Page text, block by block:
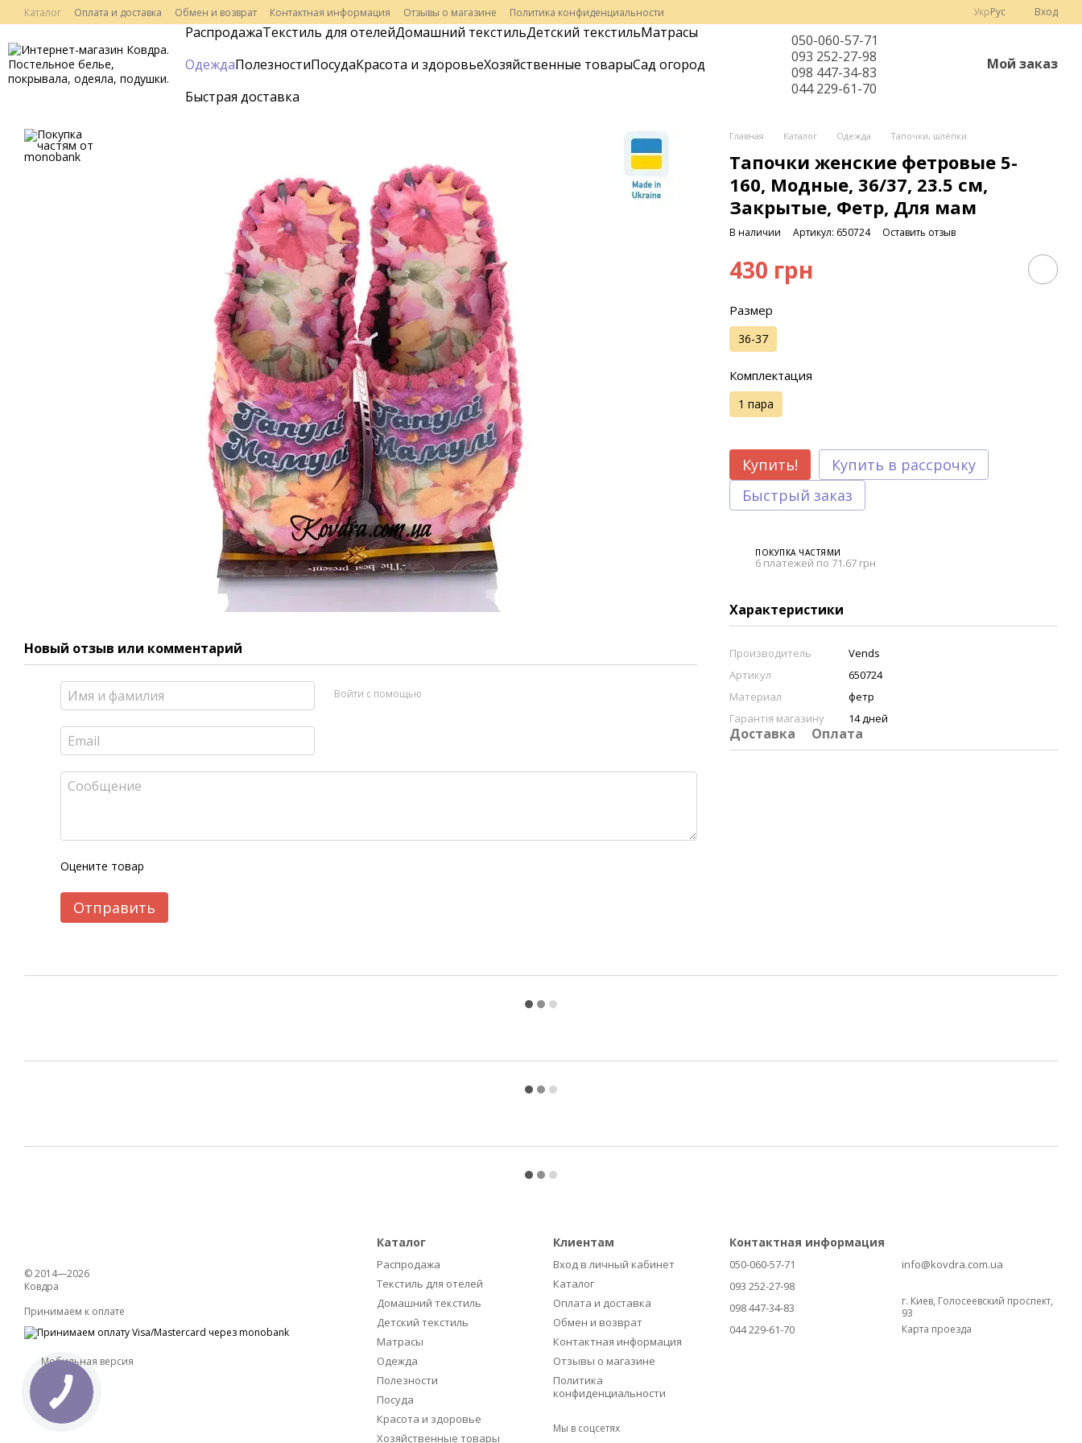
Перейти к основному контенту
Каталог Оплата и доставка Обмен и возврат Контактная информация Отзывы о магазине Политика конфиденциальности УкрРус Вход
РаспродажаТекстиль для отелейДомашний текстильДетский текстильМатрасы
ОдеждаПолезностиПосудаКрасота и здоровьеХозяйственные товарыСад огород
Быстрая доставка
050-060-57-71
093 252-27-98
098 447-34-83
044 229-61-70
Мой заказ
Новый отзыв или комментарий
Войти с помощью
Оцените товар
Отправить
Главная Каталог Одежда Тапочки, шлёпки
Тапочки женские фетровые 5-
160, Модные, 36/37, 23.5 см,
Закрытые, Фетр, Для мам
В наличии Артикул: 650724 Оставить отзыв
430 грн
Размер
36-37
Комплектация
1 пара
Купить!
Купить в рассрочку
Быстрый заказ
ПОКУПКА ЧАСТЯМИ
6 платежей по 71.67 грн
Характеристики
Производитель
Vends
Артикул
650724
Материал
фетр
Гарантія магазину
14 дней
Доставка Оплата
© 2014—2026
Ковдра
Принимаем к оплате
Мобильная версия
Каталог
Распродажа
Текстиль для отелей
Домашний текстиль
Детский текстиль
Матрасы
Одежда
Полезности
Посуда
Красота и здоровье
Хозяйственные товары
Клиентам
Вход в личный кабинет
Каталог
Оплата и доставка
Обмен и возврат
Контактная информация
Отзывы о магазине
Политика
конфиденциальности
Мы в соцсетях
Контактная информация
050-060-57-71
093 252-27-98
098 447-34-83
044 229-61-70
info@kovdra.com.ua
г. Киев, Голосеевский проспект,
93
Карта проезда